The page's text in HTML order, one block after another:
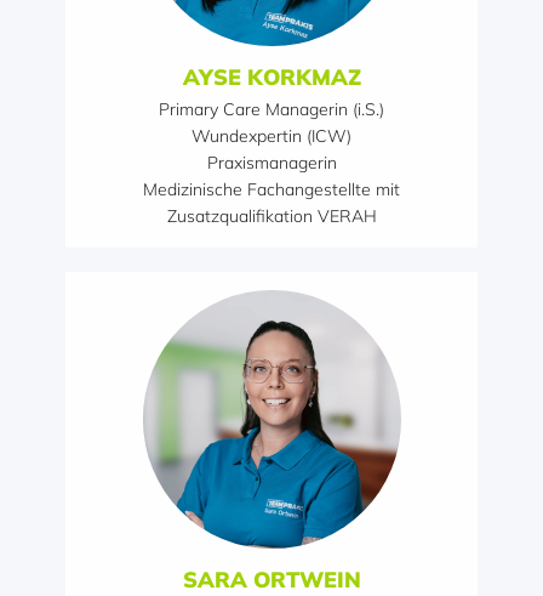
AYSE KORKMAZ
Primary Care Managerin (i.S.)
Wundexpertin (ICW)
Praxismanagerin
Medizinische Fachangestellte mit
Zusatzqualifikation VERAH
SARA ORTWEIN